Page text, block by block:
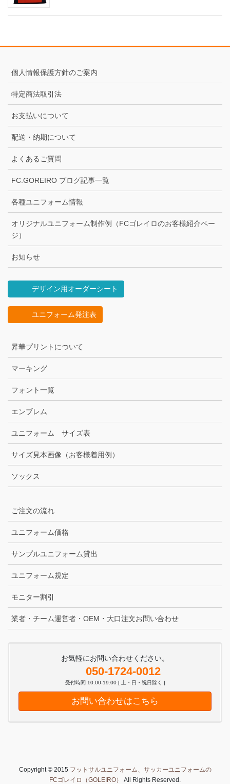
個人情報保護方針のご案内
特定商法取引法
お支払いについて
配送・納期について
よくあるご質問
FC.GOREIRO ブログ記事一覧
各種ユニフォーム情報
オリジナルユニフォーム制作例（FCゴレイロのお客様紹介ペー
ジ）
お知らせ
デザイン用オーダーシート
ユニフォーム発注表
昇華プリントについて
マーキング
フォント一覧
エンブレム
ユニフォーム サイズ表
サイズ見本画像（お客様着用例）
ソックス
ご注文の流れ
ユニフォーム価格
サンプルユニフォーム貸出
ユニフォーム規定
モニター割引
業者・チーム運営者・OEM・大口注文お問い合わせ
お気軽にお問い合わせください。
050-1724-0012
受付時間 10:00-19:00 [ 土・日・祝日除く ]
お問い合わせはこちら
Copyright © 2015 フットサルユニフォーム、サッカーユニフォームの
FCゴレイロ（GOLEIRO）
All Rights Reserved.